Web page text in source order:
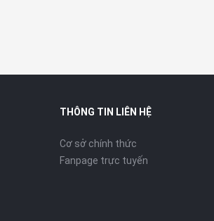
THÔNG TIN LIÊN HỆ
Cơ sở chính thức
Fanpage trực tuyến